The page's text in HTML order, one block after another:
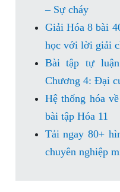
– Sự cháy
Giải Hóa 8 bài
học với lời giải
Bài tập tự
Chương 4: Đại
Hệ thống hóa
bài tập Hóa 11
Tải ngay 80+
chuyên nghiệp